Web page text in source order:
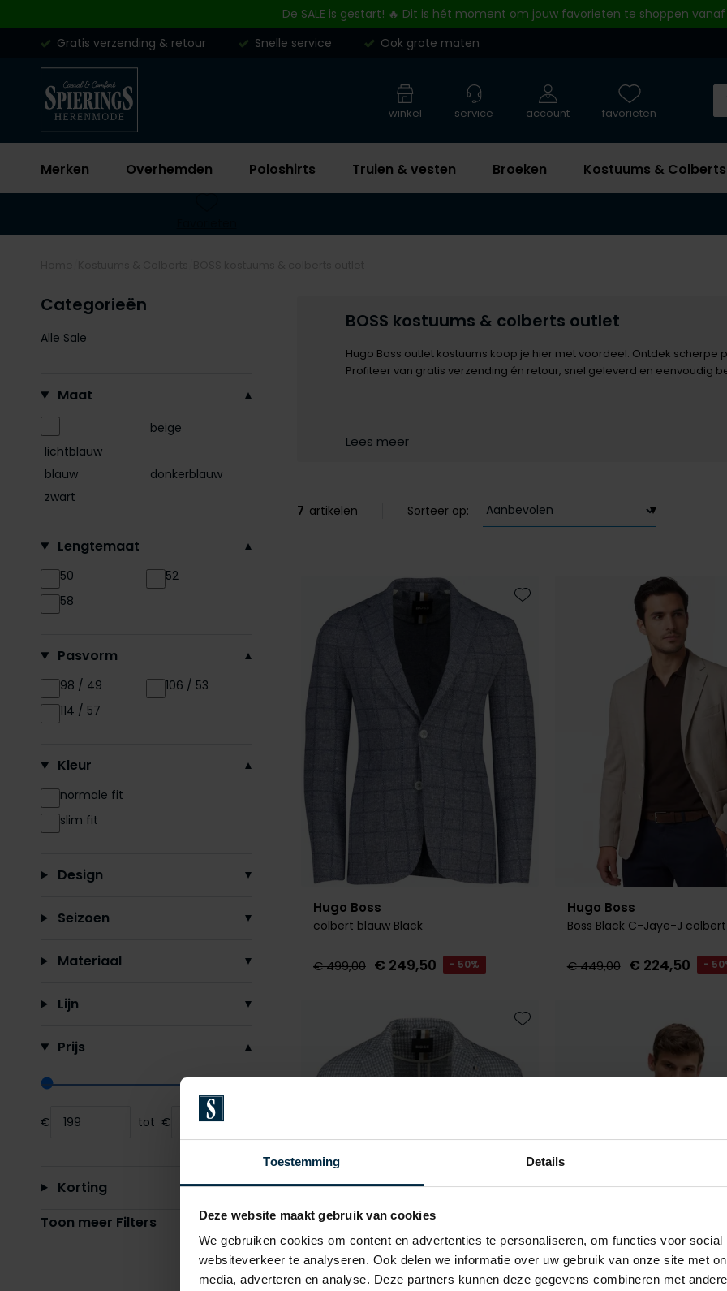
Toestemming Details
Deze website maakt gebruik van cookies
We gebruiken cookies om content en advertenties te personaliseren, om functies voor social
websiteverkeer te analyseren. Ook delen we informatie over uw gebruik van onze site met
media, adverteren en analyse. Deze partners kunnen deze gegevens combineren met
De SALE is gestart! 🔥 Dit is hét moment om jouw favorieten te shoppen vanaf
Gratis verzending & retour
Snelle service Ook grote maten
Merken Overhemden Poloshirts Truien & vesten Broeken Kostuums & Colberts
winkel service account favorieten
BOSS kostuums & colberts outlet
Hugo Boss outlet kostuums koop je hier met voordeel. Ontdek scherpe
Profiteer van gratis verzending én retour, snel geleverd en eenvoudig
Lees meer
Categorieën
Alle Sale
Maat
lichtblauw
beige
blauw
donkerblauw
zwart
Lengtemaat
50
52
58
Pasvorm
98 / 49
106 / 53
114 / 57
Kleur
normale fit
slim fit
Design
Seizoen
Materiaal
Lijn
Prijs
Range slider min value
Range slider max value
€ tot €
Korting
Toon meer Filters
7 artikelen Sorteer op:
Hugo Boss
colbert blauw Black
€ 499,00 € 249,50 - 50%
Toevoegen aan favorieten
Hugo Boss
Boss Black C-Jaye-J
€ 449,00 € 224,50 -
Toevoegen aan favorieten